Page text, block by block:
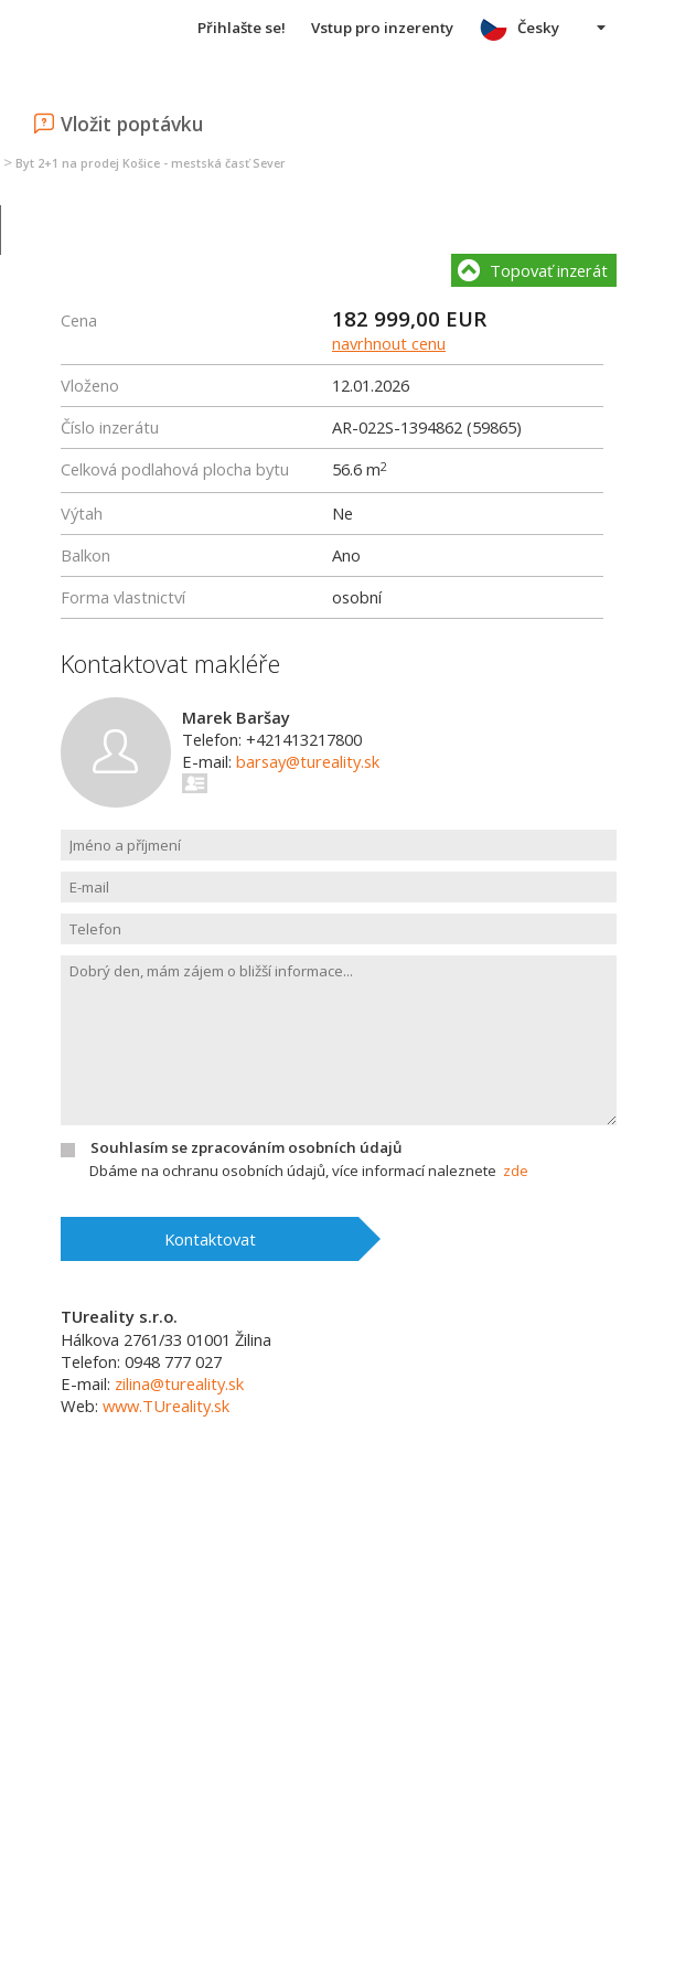
Přihlašte se! Vstup pro inzerenty
Vložit poptávku
Česky
> Byt 2+1 na prodej Košice - mestská časť Sever
Topovať inzerát
Cena 182 999,00 EUR
navrhnout cenu
Vloženo
12.01.2026
Číslo inzerátu
AR-022S-1394862 (59865)
Celková podlahová plocha bytu
56.6 m2
Výtah
Ne
Balkon
Ano
Forma vlastnictví
osobní
Kontaktovat makléře
Marek Baršay
Telefon: +421413217800
E-mail: barsay@tureality.sk
Souhlasím se zpracováním osobních údajů
Dbáme na ochranu osobních údajů, více informací naleznete zde
Kontaktovat
TUreality s.r.o.
Hálkova 2761/33 01001 Žilina
Telefon: 0948 777 027
E-mail: zilina@tureality.sk
Web: www.TUreality.sk